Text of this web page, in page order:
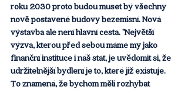
roku 2030 proto budou muset bý všechny
nově postavené budovy bezemisní. Nová
výstavba ale není hlavní cesta. "Největší
výzva, kterou před sebou máme my jako
finanční instituce i náš stát, je uvědomit si, že
udržitelnější bydlení je to, které již existuje.
To znamená, že bychom měli rozhýbat